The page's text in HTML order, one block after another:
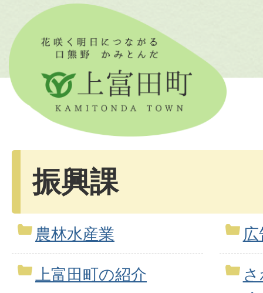
振興課
農林水産業 広
上富田町の紹介